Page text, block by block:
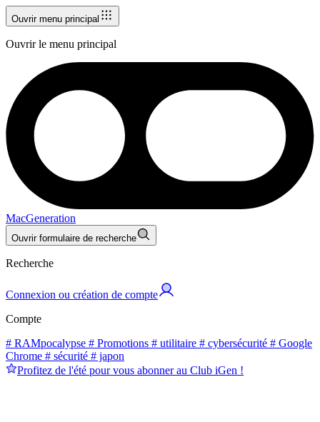
Ouvrir menu principal
Ouvrir le menu principal
MacGeneration
Ouvrir formulaire de recherche
Recherche
Connexion ou création de compte
Compte
# RAMpocalypse # Promotions # utilitaire # cybersécurité # Google
Chrome # sécurité # japon
Profitez de l'été pour vous abonner au Club iGen !